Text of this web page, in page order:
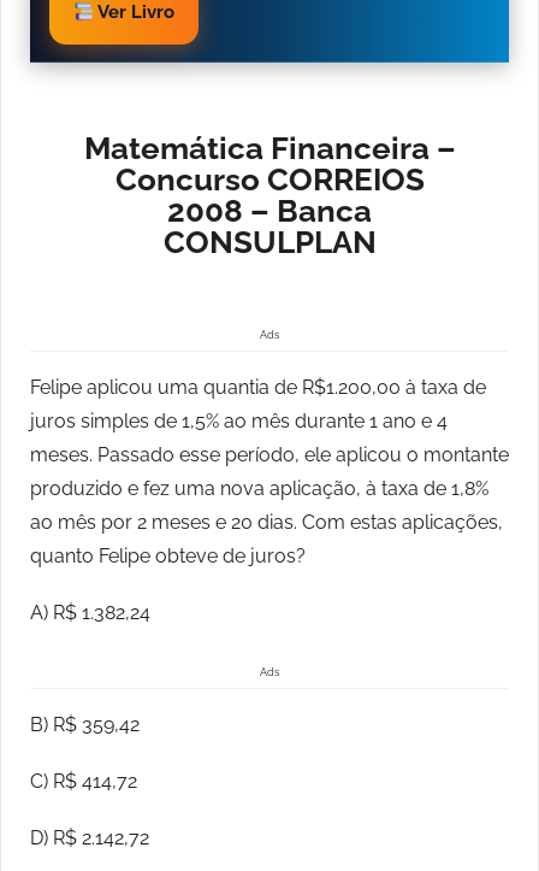
Ver Livro
Matemática Financeira –
Concurso CORREIOS
2008 – Banca
CONSULPLAN
Ads
Felipe aplicou uma quantia de R$1.200,00 à taxa de
juros simples de 1,5% ao mês durante 1 ano e 4
meses. Passado esse período, ele aplicou o montante
produzido e fez uma nova aplicação, à taxa de 1,8%
ao mês por 2 meses e 20 dias. Com estas aplicações,
quanto Felipe obteve de juros?
A) R$ 1.382,24
Ads
B) R$ 359,42
C) R$ 414,72
D) R$ 2.142,72